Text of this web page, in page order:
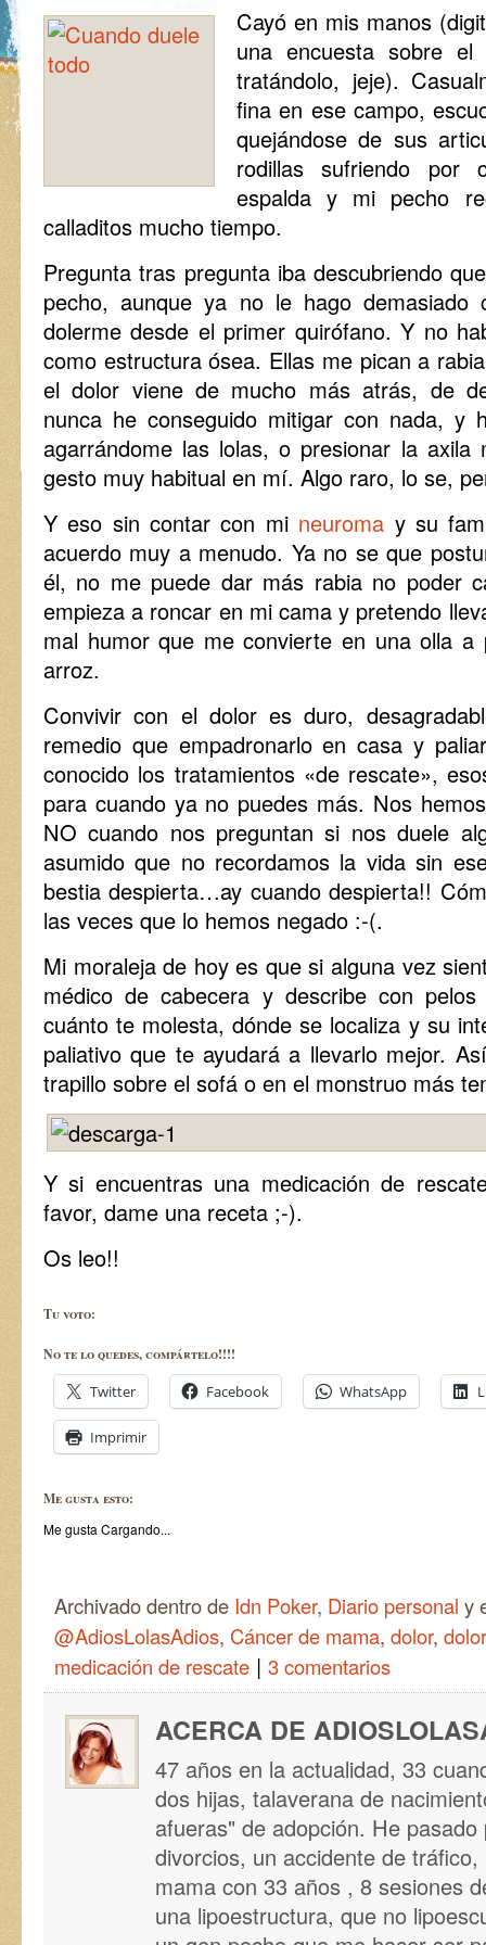
Cayó en mis manos
una encuesta sobre
tratándolo, jeje).
fina en ese campo,
quejándose de sus
rodillas sufriendo
espalda y mi pecho
calladitos mucho tiempo.
Pregunta tras pregunta iba descubriendo
pecho, aunque ya no le hago demasiado
dolerme desde el primer quirófano. Y no
como estructura ósea. Ellas me pican a
el dolor viene de mucho más atrás, de
nunca he conseguido mitigar con nada, y
agarrándome las lolas, o presionar la axila
gesto muy habitual en mí. Algo raro, lo se,
Y eso sin contar con mi neuroma y su
acuerdo muy a menudo. Ya no se que
él, no me puede dar más rabia no poder
empieza a roncar en mi cama y pretendo
mal humor que me convierte en una olla
arroz.
Convivir con el dolor es duro,
remedio que empadronarlo en casa y
conocido los tratamientos «de rescate»,
para cuando ya no puedes más. Nos
NO cuando nos preguntan si nos duele
asumido que no recordamos la vida sin
bestia despierta…ay cuando despierta!!
las veces que lo hemos negado :-(.
Mi moraleja de hoy es que si alguna vez
médico de cabecera y describe con
cuánto te molesta, dónde se localiza y su
paliativo que te ayudará a llevarlo mejor.
trapillo sobre el sofá o en el monstruo más
Y si encuentras una medicación de
favor, dame una receta ;-).
Os leo!!
Tu voto:
No te lo quedes, compártelo!!!!
Twitter Facebook WhatsApp
Imprimir
Me gusta esto:
Me gusta Cargando...
Archivado dentro de Idn Poker, Diario personal y
@AdiosLolasAdios, Cáncer de mama, dolor,
medicación de rescate | 3 comentarios
ACERCA DE
47 años en la actualidad, 33
dos hijas, talaverana de
afueras" de adopción. He
divorcios, un accidente de
mama con 33 años , 8 sesiones
una lipoestructura, que no